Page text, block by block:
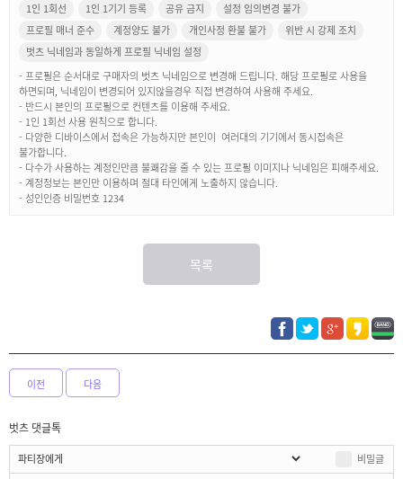
1인 1회선 1인 1기기 등록 공유 금지
설정 임의변경 불가
프로필 매너 준수
계정양도 불가 개인사정 환불 불가
위반 시 강제 조치
벗츠 닉네임과 동일하게 프로필 닉네임 설정
- 프로필은 순서대로 구매자의 벗츠 닉네임으로 변경해 드립니다. 해당 프로필로 사용을
하면되며, 닉네임이 변경되어 있지않을경우 직접 변경하여 사용해 주세요.
- 반드시 본인의 프로필으로 컨텐츠를 이용해 주세요.
- 1인 1회선 사용 원칙으로 합니다.
- 다양한 디바이스에서 접속은 가능하지만 본인이 여러대의 기기에서 동시접속은
불가합니다.
- 다수가 사용하는 계정인만큼 불쾌감을 줄 수 있는 프로필 이미지나 닉네임은 피해주세요.
- 계정정보는 본인만 이용하며 절대 타인에게 노출하지 않습니다.
- 성인인증 비밀번호 1234
목록
이전 다음
벗츠 댓글톡
비밀글